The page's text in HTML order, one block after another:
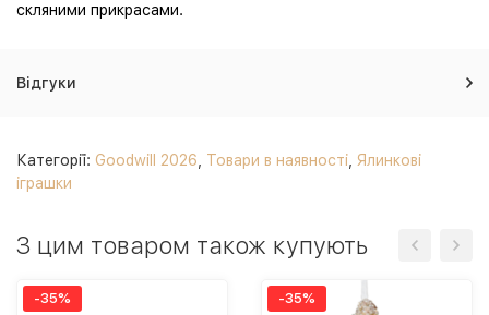
скляними прикрасами.
Відгуки
Категорії: Goodwill 2026 Товари в наявності Ялинкові
іграшки
З цим товаром також купують
-35% -35%